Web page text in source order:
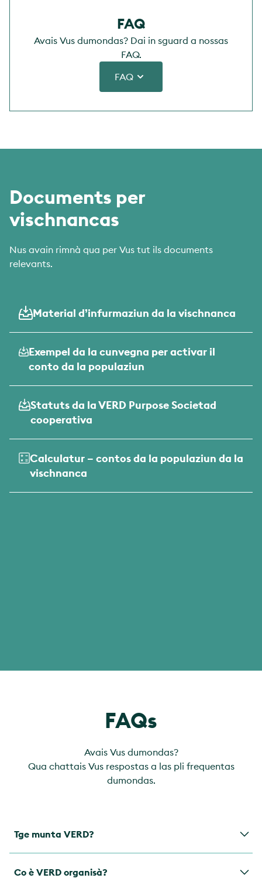
FAQ
Avais Vus dumondas? Dai in sguard a nossas
FAQ.
FAQ
Documents per
vischnancas
Nus avain rimnà qua per Vus tut ils documents
relevants.
Material d’infurmaziun da la vischnanca
Exempel da la cunvegna per activar il
conto da la populaziun
Statuts da la VERD Purpose Societad
cooperativa
Calculatur – contos da la populaziun da la
vischnanca
FAQs
Avais Vus dumondas?
Qua chattais Vus respostas a las pli frequentas
dumondas.
Tge munta VERD?
Co è VERD organisà?